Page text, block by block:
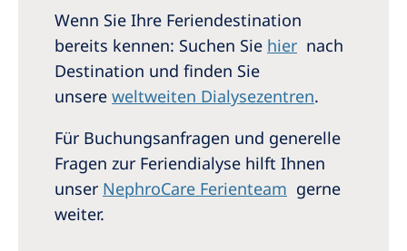
Wenn Sie Ihre Feriendestination
bereits kennen: Suchen Sie hier nach
Destination und finden Sie
unsere weltweiten Dialysezentren.
Für Buchungsanfragen und generelle
Fragen zur Feriendialyse hilft Ihnen
unser NephroCare Ferienteam gerne
weiter.